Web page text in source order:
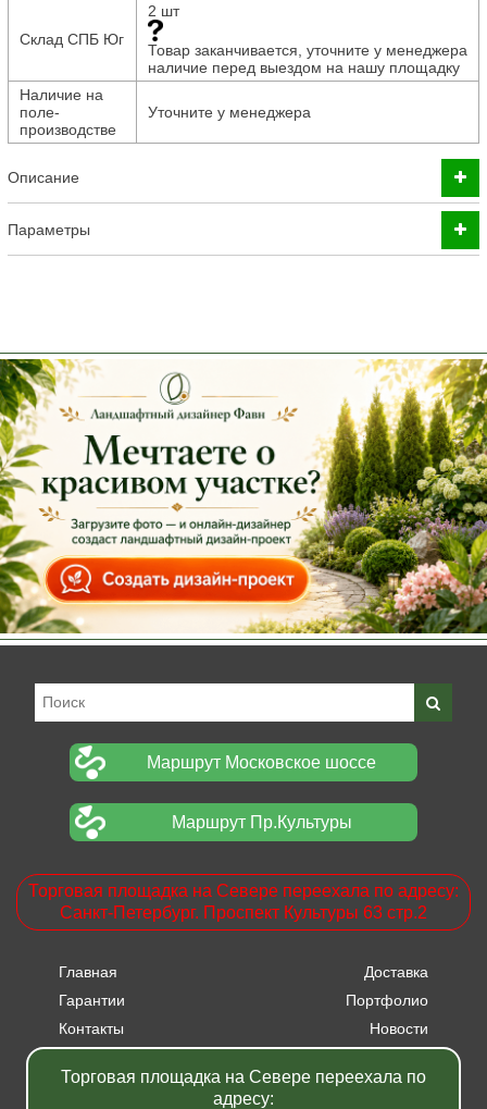
Склад СПБ Юг
2 шт
Товар заканчивается, уточните у менеджера
наличие перед выездом на нашу площадку
Наличие на
поле-
производстве
Уточните у менеджера
Описание
Параметры
Маршрут Московское шоссе
Маршрут Пр.Культуры
Торговая площадка на Севере переехала по адресу:
Санкт-Петербург. Проспект Культуры 63 стр.2
Главная
Доставка
Гарантии
Портфолио
Контакты
Новости
Акции
Торговая площадка на Севере переехала по
адресу: